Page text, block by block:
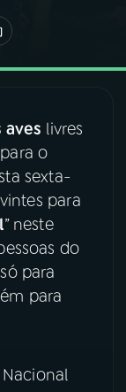
aves livres
o
sexta-
para
” neste
do
para
para